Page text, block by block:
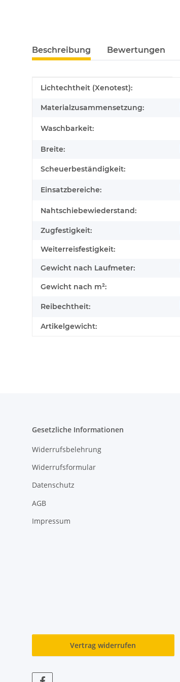
Beschreibung Bewertungen
Produkteigenschaft
Wert
Lichtechtheit (Xenotest):
Materialzusammensetzung:
Waschbarkeit:
Breite:
Scheuerbeständigkeit:
Einsatzbereiche:
Nahtschiebewiederstand:
Zugfestigkeit:
Weiterreisfestigkeit:
Gewicht nach Laufmeter:
Gewicht nach m²:
Reibechtheit:
Artikelgewicht:
Gesetzliche Informationen
Widerrufsbelehrung
Widerrufsformular
Datenschutz
AGB
Impressum
Vertrag widerrufen